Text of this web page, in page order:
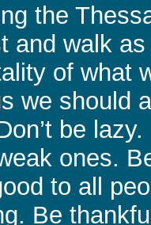
the
and walk
of what
we should
be
ones.
to all
Be